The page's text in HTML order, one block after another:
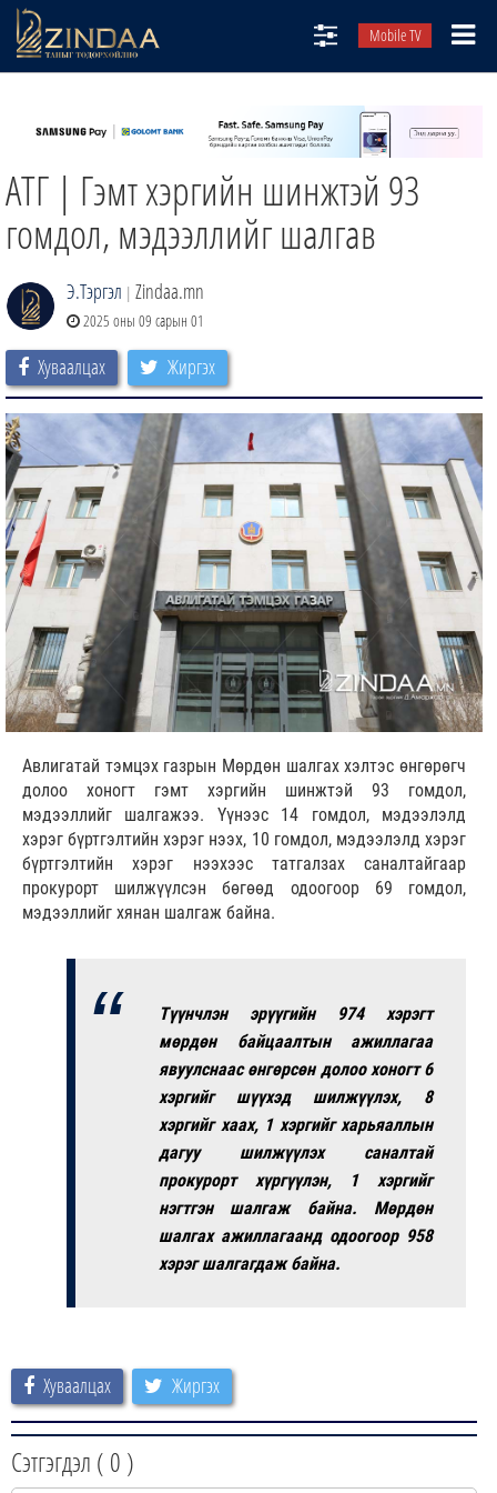
Mobile TV
ТВ8
ӨГЛӨӨНИЙ СОНИН
АУДИО ЗОХИОЛ
ЗИНДАА СЭТГҮҮЛ
АТГ | Гэмт хэргийн шинжтэй 93
гомдол, мэдээллийг шалгав
Э.Тэргэл | Zindaa.mn
2025 оны 09 сарын 01
Хуваалцах Жиргэх
Авлигатай тэмцэх газрын Мөрдөн шалгах хэлтэс өнгөрөгч
долоо хоногт гэмт хэргийн шинжтэй 93 гомдол,
мэдээллийг шалгажээ. Үүнээс 14 гомдол, мэдээлэлд
хэрэг бүртгэлтийн хэрэг нээх, 10 гомдол, мэдээлэлд хэрэг
бүртгэлтийн хэрэг нээхээс татгалзах саналтайгаар
прокурорт шилжүүлсэн бөгөөд одоогоор 69 гомдол,
мэдээллийг хянан шалгаж байна.
Түүнчлэн эрүүгийн 974 хэрэгт
мөрдөн байцаалтын ажиллагаа
явуулснаас өнгөрсөн долоо хоногт 6
хэргийг шүүхэд шилжүүлэх, 8
хэргийг хаах, 1 хэргийг харьяаллын
дагуу шилжүүлэх саналтай
прокурорт хүргүүлэн, 1 хэргийг
нэгтгэн шалгаж байна. Мөрдөн
шалгах ажиллагаанд одоогоор 958
хэрэг шалгагдаж байна.
Хуваалцах Жиргэх
Сэтгэгдэл ( 0 )